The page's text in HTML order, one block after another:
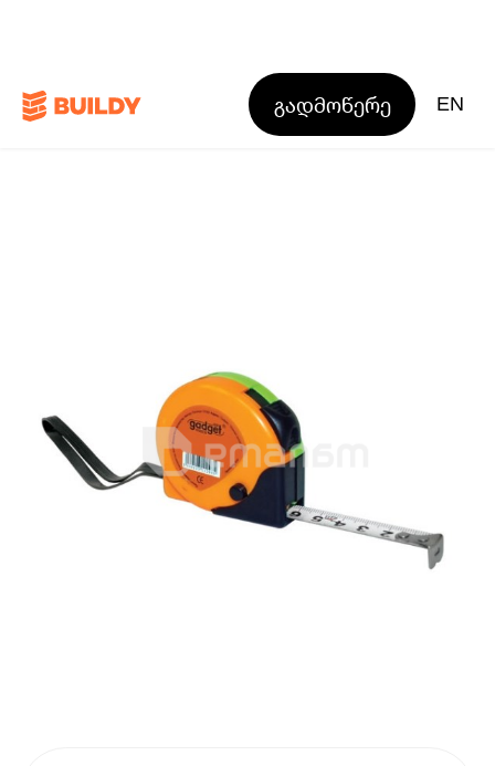
გადმოწერე EN